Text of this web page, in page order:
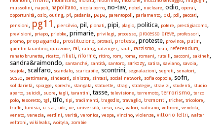
mussolini, napoli, napolitano, nicola porro, no-tav, nobel, nucleare, odio, operai,
opportunità, oslo, outing, p4, padania, papa, parentopoli, parlamento, pd, pdl, peccati,
pensioni, pg11 , piersilvio, pil, pionati, pipì, plagio, politica, potere, prestigiacomo,
previsioni, priapo, priebke, primarie, privilegi, processo, processo breve, professori,
promo, propaganda, prostituzione, protesi, protesta, proteste, province, putin,
quentin tarantino, quizzone, rai, rating, ratzinger, rauti, razzismo, reati, referendum,
renato brunetta, ricatto, rifiuti, riforme, ritiro, rom, roma, romani, rutelli, sacconi, sakineh,
sandra&raimondo, santanché, santità, santoro, sarkozy, satira, saviano, savoia,
scajola, scalfaro, scandalo, scaricabile, scontrini, segnalazioni, segreti, senatori,
sesso, settimana, sindacati, sinistra, sintesi, social network, sofia coppola, sofri,
solidarietà, spiagge, sprechi, stangata, statuette, stragi, strategie, stravizi, studenti, studio
aperto, suicidi, suore, tagli, tarantini, tasse, televisione, terremoto, terrorismo, terzo
polo, tesoretto, tg1 , tifo, tipi, tradimenti, tragedie, travaglio, tremonti, trichet, tricolore,
truffe, tunisia, u.s.a. , udc, ue, università, urso, usa, valori, vaticano, veltroni, vendola,
veneto, venezia, verdini, verità, veronica, vespa, vincino, violenze, vittorio feltri, walter
veltroni, wikileaks, woityla, zombie